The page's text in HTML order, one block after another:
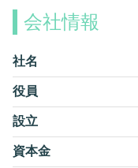
会社情報
社名
役員
設立
資本金